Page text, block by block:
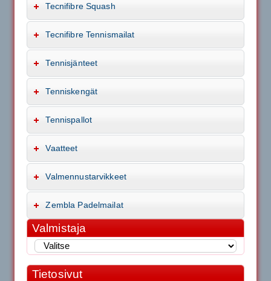
Tecnifibre Squash
Tecnifibre Tennismailat
Tennisjänteet
Tenniskengät
Tennispallot
Vaatteet
Valmennustarvikkeet
Zembla Padelmailat
Valmistaja
Tietosivut